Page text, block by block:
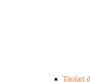
Titolari